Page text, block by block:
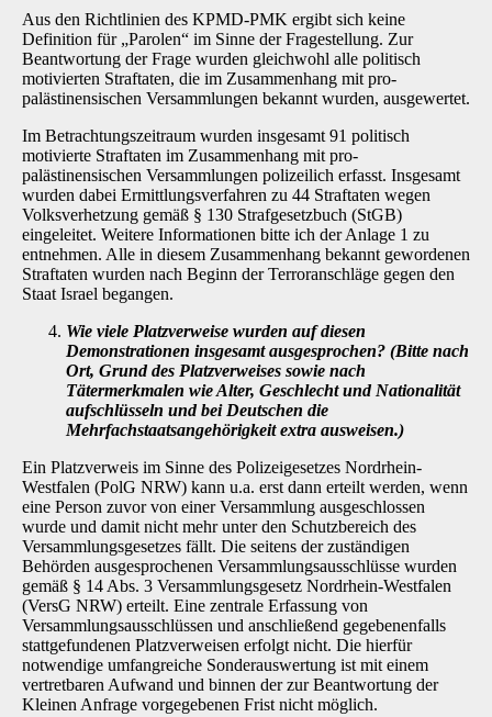
Aus den Richtlinien des KPMD-PMK ergibt sich keine
Definition für „Parolen“ im Sinne der Fragestellung. Zur
Beantwortung der Frage wurden gleichwohl alle politisch
motivierten Straf­taten, die im Zusammenhang mit pro-
palästinensischen Versammlungen bekannt wurden, ausgewertet.
Im Betrachtungszeitraum wurden insgesamt 91 politisch
motivierte Straftaten im Zusammen­hang mit pro-
palästinensischen Versammlungen polizeilich erfasst. Insgesamt
wurden dabei Ermittlungsverfahren zu 44 Straftaten wegen
Volksverhetzung gemäß § 130 Strafgesetzbuch (StGB)
eingeleitet. Weitere Informationen bitte ich der Anlage 1 zu
entnehmen. Alle in diesem Zusammenhang bekannt gewordenen
Straftaten wurden nach Beginn der Terroranschläge gegen den
Staat Israel begangen.
Wie viele Platzverweise wurden auf diesen
Demonstrationen insgesamt ausge­sprochen? (Bitte nach
Ort, Grund des Platzverweises sowie nach
Tätermerkma­len wie Alter, Geschlecht und Nationalität
aufschlüsseln und bei Deutschen die
Mehrfachstaatsangehörigkeit extra ausweisen.)
Ein Platzverweis im Sinne des Polizeigesetzes Nordrhein-
Westfalen (PolG NRW) kann u.a. erst dann erteilt werden, wenn
eine Person zuvor von einer Versammlung ausgeschlossen
wurde und damit nicht mehr unter den Schutzbereich des
Versammlungsgesetzes fällt. Die seitens der zuständigen
Behörden ausgesprochenen Versammlungsausschlüsse wurden
ge­mäß § 14 Abs. 3 Versammlungsgesetz Nordrhein-Westfalen
(VersG NRW) erteilt. Eine zent­rale Erfassung von
Versammlungsausschlüssen und anschließend gegebenenfalls
stattgefun­denen Platzverweisen erfolgt nicht. Die hierfür
notwendige umfangreiche Sonderauswer­tung ist mit einem
vertretbaren Aufwand und binnen der zur Beantwortung der
Kleinen Anfrage vorgegebenen Frist nicht möglich.